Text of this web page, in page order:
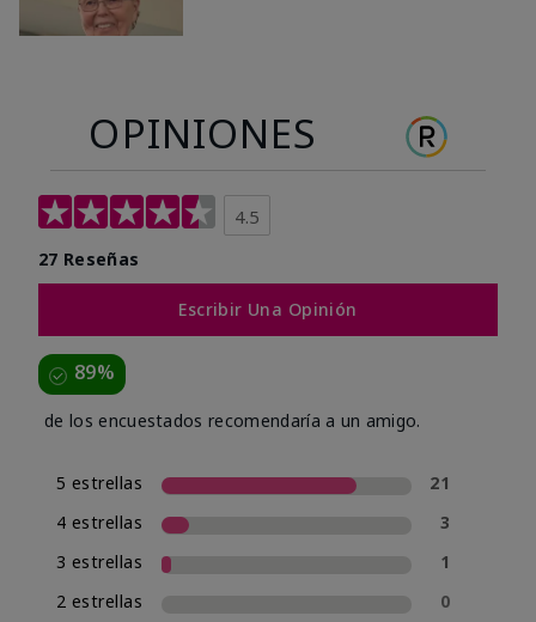
OPINIONES
4.5
27 Reseñas
Escribir Una Opinión
89%
de los encuestados recomendaría a un amigo.
5 estrellas
21
4 estrellas
3
3 estrellas
1
2 estrellas
0